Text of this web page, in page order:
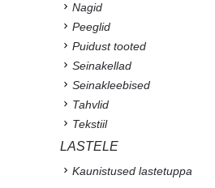
Nagid
Peeglid
Puidust tooted
Seinakellad
Seinakleebised
Tahvlid
Tekstiil
LASTELE
Kaunistused lastetuppa